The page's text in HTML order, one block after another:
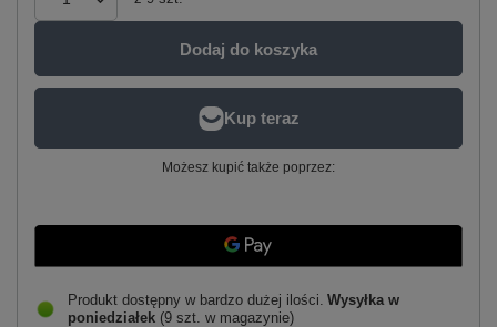
Dodaj do koszyka
Możesz kupić także poprzez:
Produkt dostępny w bardzo dużej ilości Wysyłka w
poniedziałek (9 szt. w magazynie)